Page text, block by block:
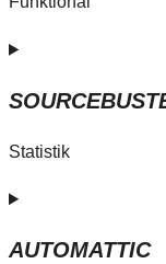
Statistik
AUTOMATTIC